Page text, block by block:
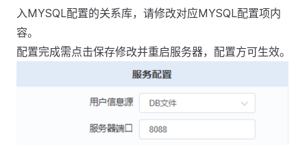
入MYSQL配置的关系库，请修改对应MYSQL配置项内
容。
配置完成需点击保存修改并重启服务器，配置方可生效。